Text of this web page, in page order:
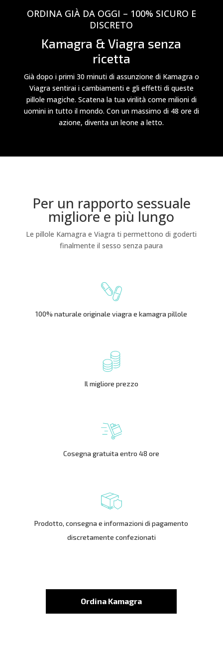
ORDINA GIÀ DA OGGI – 100% SICURO E
DISCRETO
Kamagra & Viagra senza
ricetta
Già dopo i primi 30 minuti di assunzione di Kamagra o
Viagra sentirai i cambiamenti e gli effetti di queste
pillole magiche. Scatena la tua virilità come milioni di
uomini in tutto il mondo. Con un massimo di 48 ore di
azione, diventa un leone a letto.
Per un rapporto sessuale
migliore e più lungo
Le pillole Kamagra e Viagra ti permettono di goderti
finalmente il sesso senza paura
100% naturale originale viagra e kamagra pillole
Il migliore prezzo
Cosegna gratuita entro 48 ore
Prodotto, consegna e informazioni di pagamento
discretamente confezionati
Ordina Kamagra